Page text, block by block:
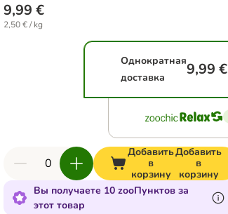
9,99 €
2,50 € / kg
Однократная
доставка
9,99 €
Добавить
в
корзину
Добавить
в
корзину
Вы получаете 10 zooПунктов за
этот товар